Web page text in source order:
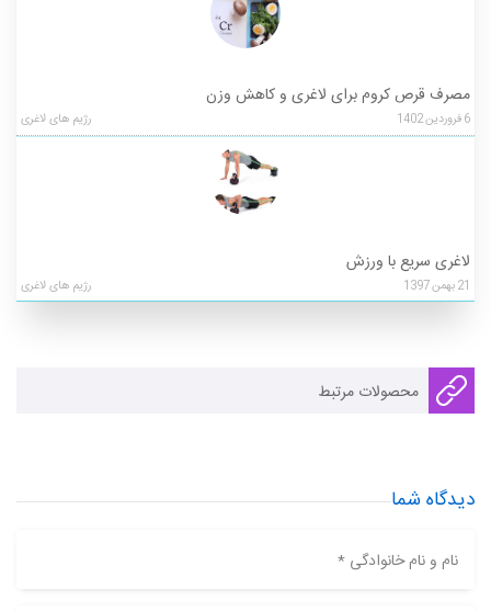
مصرف قرص کروم برای لاغری و کاهش وزن
6فروردین1402 رژیم های لاغری
لاغری سریع با ورزش
21بهمن1397 رژیم های لاغری
محصولات مرتبط
دیدگاه شما
نام و نام خانوادگی *